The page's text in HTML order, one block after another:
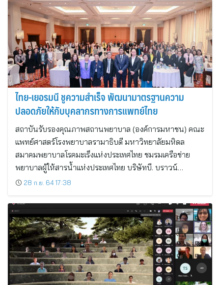
ไทย-เยอรมนี ชูความสำเร็จ พัฒนามาตรฐานความ
ปลอดภัยให้กับบุคลากรทางการแพทย์ไทย
สถาบันรับรองคุณภาพสถานพยาบาล (องค์การมหาชน) คณะ
แพทย์ศาสตร์โรงพยาบาลรามาธิบดี มหาวิทยาลัยมหิดล
สมาคมพยาบาลโรคมะเร็งแห่งประเทศไทย ชมรมเครือข่าย
พยาบาลผู้ให้สารน้ำแห่งประเทศไทย บริษัทบี. บราวน์…
28 ก.ย. 64 17:38